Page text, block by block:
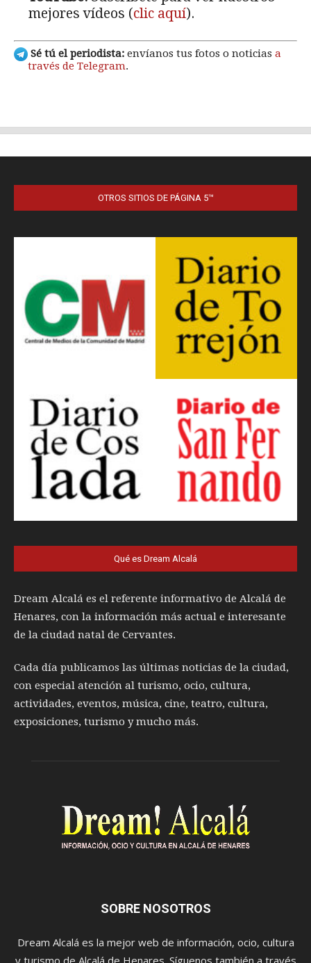
OTROS SITIOS DE PÁGINA 5™
Qué es Dream Alcalá
Dream Alcalá es el referente informativo de Alcalá de
Henares, con la información más actual e interesante
de la ciudad natal de Cervantes.
Cada día publicamos las últimas noticias de la ciudad,
con especial atención al turismo, ocio, cultura,
actividades, eventos, música, cine, teatro, cultura,
exposiciones, turismo y mucho más.
SOBRE NOSOTROS
Dream Alcalá es la mejor web de información, ocio, cultura